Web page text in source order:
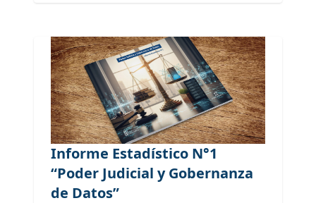
Informe Estadístico N°1
“Poder Judicial y Gobernanza
de Datos”